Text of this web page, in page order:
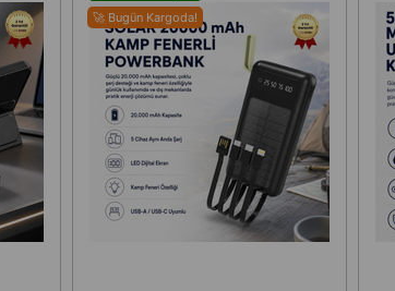
🚀 Bugün Kargoda!